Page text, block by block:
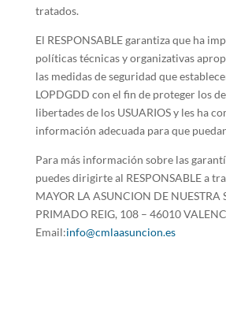
tratados.
El RESPONSABLE garantiza que ha
políticas técnicas y organizativas
las medidas de seguridad que
LOPDGDD con el fin de proteger los
libertades de los USUARIOS y les ha
información adecuada para que
Para más información sobre las
puedes dirigirte al RESPONSABLE a
MAYOR LA ASUNCION DE NUESTRA
PRIMADO REIG, 108 – 46010
Email:info@cmlaasuncion.es